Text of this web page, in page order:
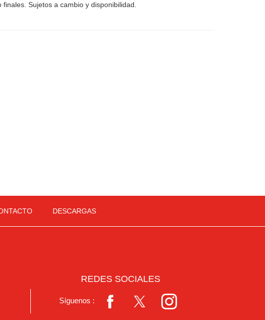
finales. Sujetos a cambio y disponibilidad.
DESCARGAS
REDES SOCIALES
Síguenos :